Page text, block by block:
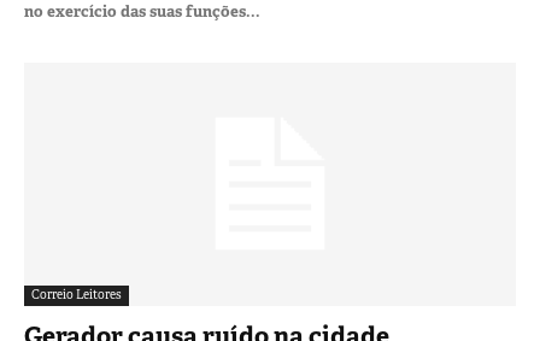
no exercício das suas funções...
Correio Leitores